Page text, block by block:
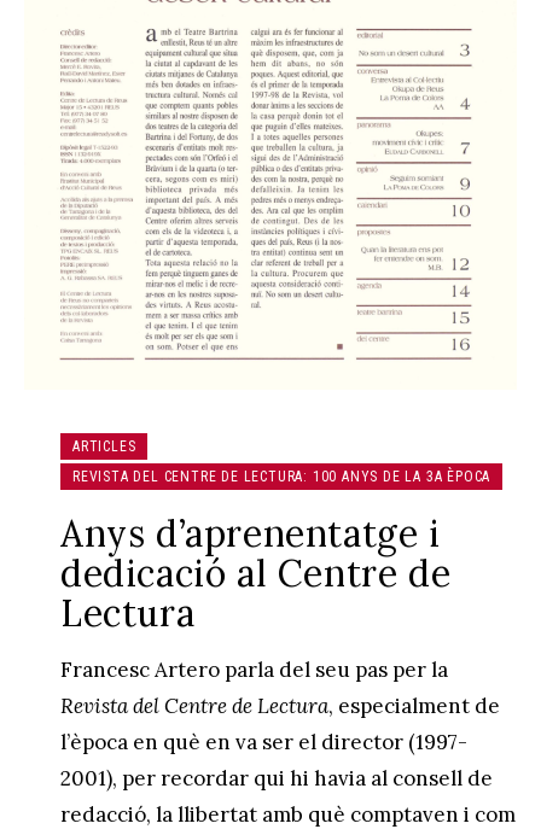
ARTICLES
REVISTA DEL CENTRE DE LECTURA: 100 ANYS DE LA 3A ÈPOCA
Anys d’aprenentatge i
dedicació al Centre de
Lectura
Francesc Artero parla del seu pas per la
Revista del Centre de Lectura, especialment de
l’època en què en va ser el director (1997-
2001), per recordar qui hi havia al consell de
redacció, la llibertat amb què comptaven i com